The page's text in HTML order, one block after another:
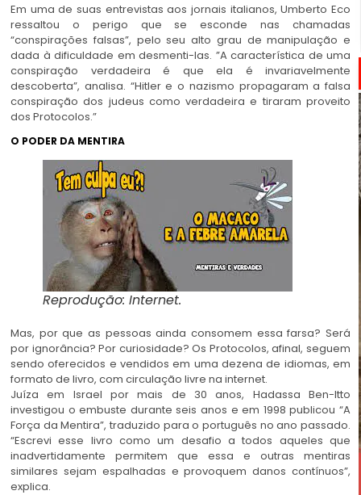
Em uma de suas entrevistas aos jornais italianos, Umberto Eco
ressaltou o perigo que se esconde nas chamadas
“conspirações falsas”, pelo seu alto grau de manipulação e
dada à dificuldade em desmenti-las. ”A característica de uma
conspiração verdadeira é que ela é invariavelmente
descoberta”, analisa. “Hitler e o nazismo propagaram a falsa
conspiração dos judeus como verdadeira e tiraram proveito
dos Protocolos.”
O PODER DA MENTIRA
Reprodução: Internet.
Mas, por que as pessoas ainda consomem essa farsa? Será
por ignorância? Por curiosidade? Os Protocolos, afinal, seguem
sendo oferecidos e vendidos em uma dezena de idiomas, em
formato de livro, com circulação livre na internet.
Juíza em Israel por mais de 30 anos, Hadassa Ben-Itto
investigou o embuste durante seis anos e em 1998 publicou “A
Força da Mentira”, traduzido para o português no ano passado.
“Escrevi esse livro como um desafio a todos aqueles que
inadvertidamente permitem que essa e outras mentiras
similares sejam espalhadas e provoquem danos contínuos”,
explica.